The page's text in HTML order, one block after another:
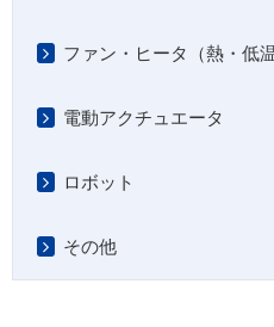
ファン・ヒータ（熱・低
電動アクチュエータ
ロボット
その他